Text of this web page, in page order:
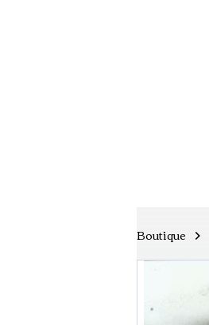
Boutique